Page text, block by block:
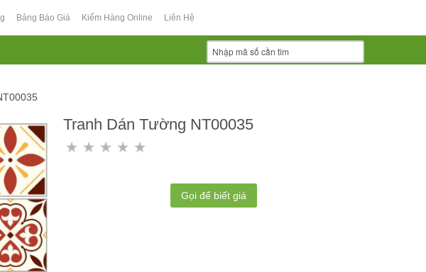
Bảng Báo Giá Kiểm Hàng Online Liên Hệ
Tranh Dán Tường NT00035
Gọi để biết giá